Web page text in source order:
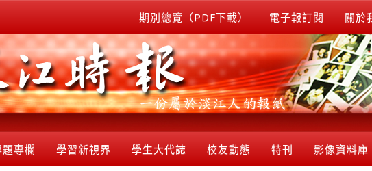
期別總覽（PDF下載） 電子報訂閱 關於
題專欄 學習新視界 學生大代誌 校友動態 特刊 影像資料庫